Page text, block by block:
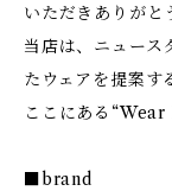
いただきありがと
当店は、ニュース
たウェアを提案す
ここにある
■brand